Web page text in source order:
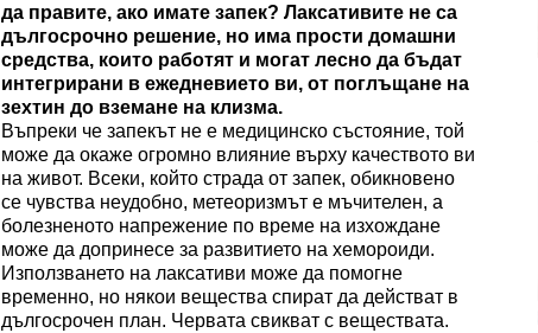
да правите, ако имате запек? Лаксативите не са
дългосрочно решение, но има прости домашни
средства, които работят и могат лесно да бъдат
интегрирани в ежедневието ви, от поглъщане на
зехтин до вземане на клизма.
Въпреки че запекът не е медицинско състояние, той
може да окаже огромно влияние върху качеството ви
на живот. Всеки, който страда от запек, обикновено
се чувства неудобно, метеоризмът е мъчителен, а
болезненото напрежение по време на изхождане
може да допринесе за развитието на хемороиди.
Използването на лаксативи може да помогне
временно, но някои вещества спират да действат в
дългосрочен план. Червата свикват с веществата.